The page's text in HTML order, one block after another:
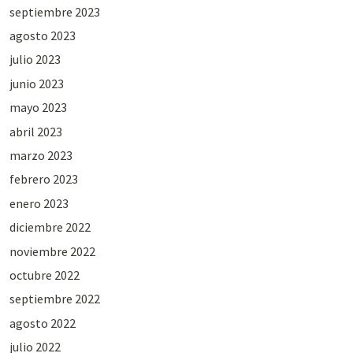
septiembre 2023
agosto 2023
julio 2023
junio 2023
mayo 2023
abril 2023
marzo 2023
febrero 2023
enero 2023
diciembre 2022
noviembre 2022
octubre 2022
septiembre 2022
agosto 2022
julio 2022